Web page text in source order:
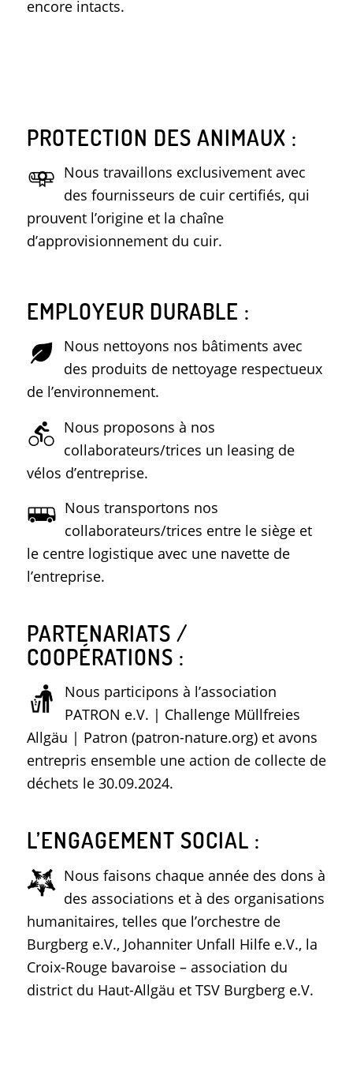
encore intacts.
PROTECTION DES ANIMAUX :
Nous travaillons exclusivement avec
des fournisseurs de cuir certifiés, qui
prouvent l’origine et la chaîne
d’approvisionnement du cuir.
EMPLOYEUR DURABLE :
Nous nettoyons nos bâtiments avec
des produits de nettoyage respectueux
de l’environnement.
Nous proposons à nos
collaborateurs/trices un leasing de
vélos d’entreprise.
Nous transportons nos
collaborateurs/trices entre le siège et
le centre logistique avec une navette de
l’entreprise.
PARTENARIATS /
COOPÉRATIONS :
Nous participons à l’association
PATRON e.V. | Challenge Müllfreies
Allgäu | Patron (patron-nature.org) et avons
entrepris ensemble une action de collecte de
déchets le 30.09.2024.
L’ENGAGEMENT SOCIAL :
Nous faisons chaque année des dons à
des associations et à des organisations
humanitaires, telles que l’orchestre de
Burgberg e.V., Johanniter Unfall Hilfe e.V., la
Croix-Rouge bavaroise – association du
district du Haut-Allgäu et TSV Burgberg e.V.